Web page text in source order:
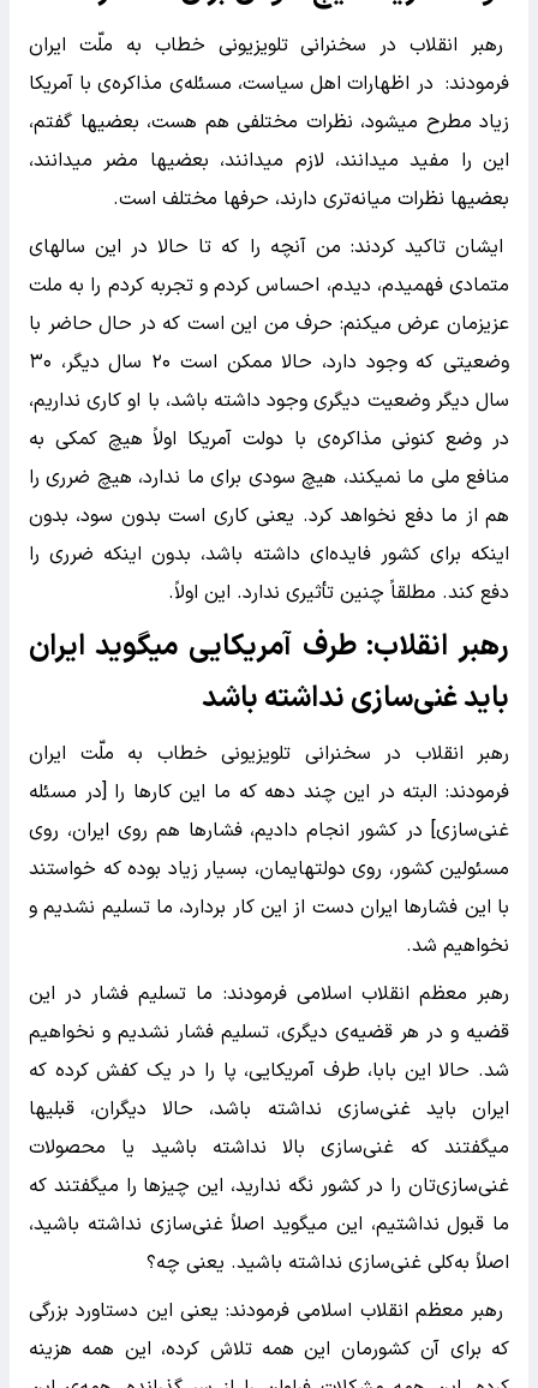
رهبر انقلاب در سخنرانی تلویزیونی خطاب به ملّت ایران
فرمودند: در اظهارات اهل سیاست، مسئله‌ی مذاکره‌ی با آمریکا
زیاد مطرح میشود، نظرات مختلفی هم هست، بعضیها گفتم،
این را مفید میدانند، لازم میدانند،‌ بعضیها مضر میدانند،
بعضیها نظرات میانه‌تری دارند، حرفها مختلف است.
ایشان تاکید کردند: من آنچه را که تا حالا در این سالهای
متمادی فهمیدم، دیدم، احساس کردم و تجربه کردم را به ملت
عزیزمان عرض میکنم: حرف من این است که در حال حاضر با
وضعیتی که وجود دارد، حالا ممکن است ۲۰ سال دیگر،‌ ۳۰
سال دیگر وضعیت دیگری وجود داشته باشد، با او کاری نداریم،
در وضع کنونی مذاکره‌ی با دولت آمریکا اولاً هیچ کمکی به
منافع ملی ما نمیکند، هیچ سودی برای ما ندارد، هیچ ضرری را
هم از ما دفع نخواهد کرد. یعنی کاری است بدون سود، بدون
اینکه برای کشور فایده‌ای داشته باشد، بدون اینکه ضرری را
دفع کند. مطلقاً چنین تأثیری ندارد. این اولاً.
رهبر انقلاب: طرف آمریکایی میگوید ایران
باید غنی‌سازی نداشته باشد
رهبر انقلاب در سخنرانی تلویزیونی خطاب به ملّت ایران
فرمودند: البته در این چند دهه که ما این کارها را [در مسئله
غنی‌سازی] در کشور انجام دادیم، فشارها هم روی ایران، روی
مسئولین کشور، روی دولتهایمان، بسیار زیاد بوده که خواستند
با این فشارها ایران دست از این کار بردارد، ما تسلیم نشدیم و
نخواهیم شد.
رهبر معظم انقلاب اسلامی فرمودند: ما تسلیم فشار در این
قضیه و در هر قضیه‌ی دیگری، تسلیم فشار نشدیم و نخواهیم
شد. حالا این بابا، طرف آمریکایی، پا را در یک کفش کرده که
ایران باید غنی‌سازی نداشته باشد، حالا دیگران، قبلیها
میگفتند که غنی‌سازی بالا نداشته باشید یا محصولات
غنی‌سازی‌تان را در کشور نگه‌ ندارید، این چیزها را میگفتند که
ما قبول نداشتیم، این میگوید اصلاً غنی‌سازی نداشته باشید،
اصلاً به‌کلی غنی‌سازی نداشته باشید. یعنی چه؟
رهبر معظم انقلاب اسلامی فرمودند: یعنی این دستاورد بزرگی
که برای آن کشورمان این همه تلاش کرده، این همه هزینه